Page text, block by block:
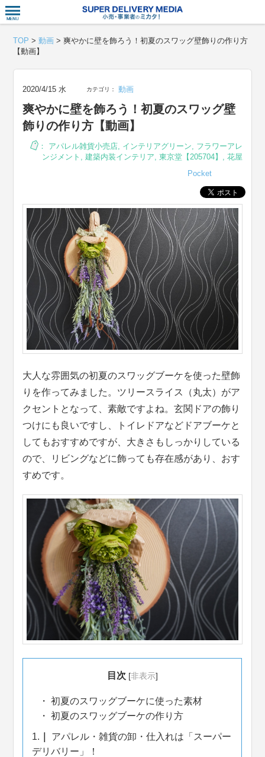
TOP >動画 >爽やかに壁を飾ろう！初夏のスワッグ壁飾りの作り方
【動画】
2020/4/15 水 カテゴリ： 動画
爽やかに壁を飾ろう！初夏のスワッグ壁
飾りの作り方【動画】
： アパレル雑貨小売店, インテリアグリーン, フラワーアレ
ンジメント , 建築内装インテリア, 東京堂【205704】 , 花屋
Pocket
大人な雰囲気の初夏のスワッグブーケを使った壁飾
りを作ってみました。ツリースライス（丸太）がア
クセントとなって、素敵ですよね。玄関ドアの飾り
つけにも良いですし、トイレドアなどドアブーケと
してもおすすめですが、大きさもしっかりしている
ので、リビングなどに飾っても存在感があり、おす
すめです。
目次 [非表示]
初夏のスワッグブーケに使った素材
初夏のスワッグブーケの作り方
1.
アパレル・雑貨の卸・仕入れは「スーパー
デリバリー」！